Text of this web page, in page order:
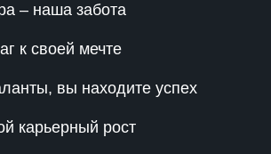
– наша забота
к своей мечте
вы находите успех
карьерный рост